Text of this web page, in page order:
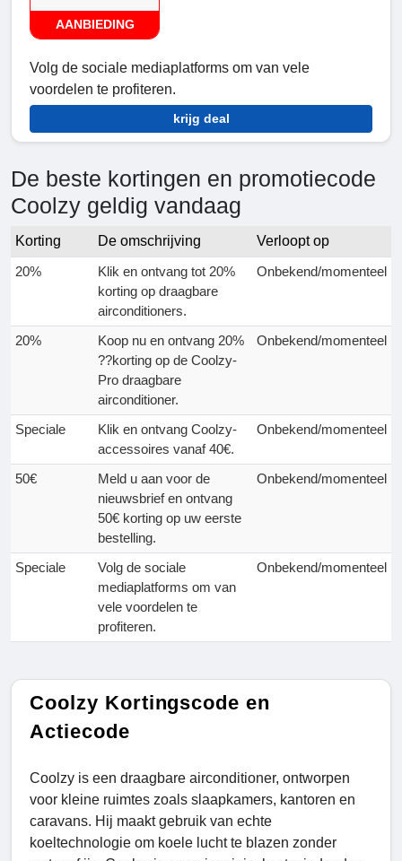
AANBIEDING
Volg de sociale mediaplatforms om van vele
voordelen te profiteren.
krijg deal
De beste kortingen en promotiecode
Coolzy geldig vandaag
Korting De omschrijving
Verloopt op
20%
Klik en ontvang tot 20%
korting op draagbare
airconditioners.
Onbekend/momenteel
20%
Koop nu en ontvang 20%
??korting op de Coolzy-
Pro draagbare
airconditioner.
Onbekend/momenteel
Speciale
Klik en ontvang Coolzy-
accessoires vanaf 40€.
Onbekend/momenteel
50€
Meld u aan voor de
nieuwsbrief en ontvang
50€ korting op uw eerste
bestelling.
Onbekend/momenteel
Speciale
Volg de sociale
mediaplatforms om van
vele voordelen te
profiteren.
Onbekend/momenteel
Coolzy Kortingscode en
Actiecode
Coolzy is een draagbare airconditioner, ontworpen
voor kleine ruimtes zoals slaapkamers, kantoren en
caravans. Hij maakt gebruik van echte
koeltechnologie om koele lucht te blazen zonder